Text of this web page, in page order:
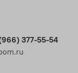
377-55-54